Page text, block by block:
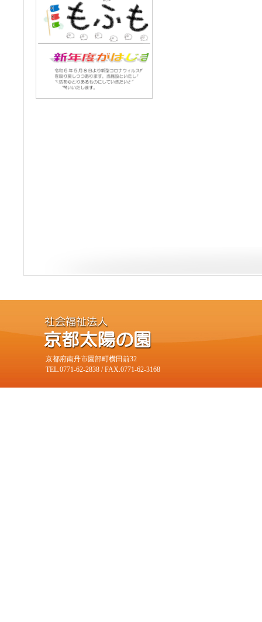
京都府南丹市園部町横田前32
TEL.0771-62-2838 / FAX.0771-62-3168